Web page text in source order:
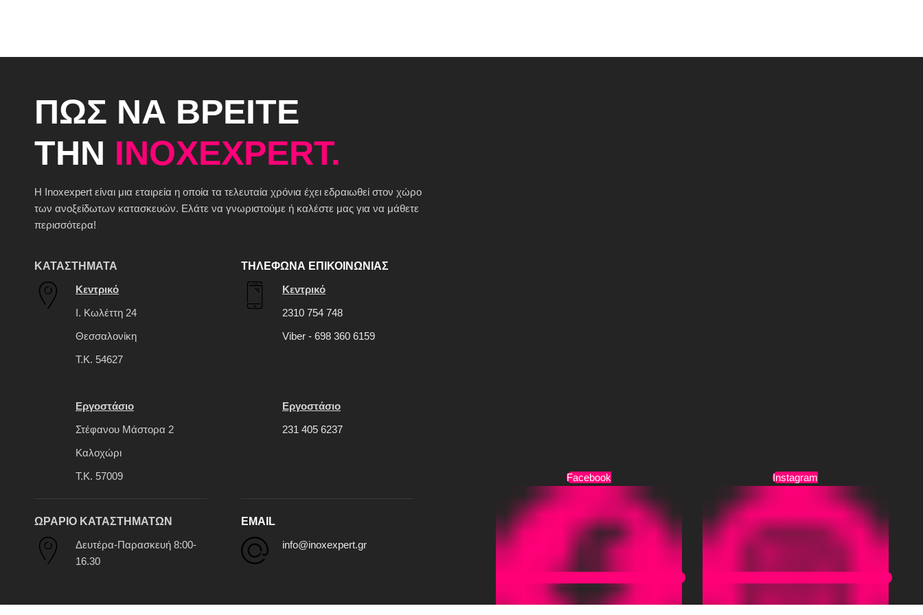
ΠΩΣ ΝΑ ΒΡΕΙΤΕ
ΤΗΝ INOXEXPERT.
H Inoxexpert είναι μια εταιρεία η οποία τα τελευταία χρόνια έχει εδραιωθεί στον χώρο
των ανοξείδωτων κατασκευών. Ελάτε να γνωριστούμε ή καλέστε μας για να μάθετε
περισσότερα!
ΚΑΤΑΣΤΗΜΑΤΑ
Κεντρικό
Ι. Κωλέττη 24
Θεσσαλονίκη
Τ.Κ. 54627
Εργοστάσιο
Στέφανου Μάστορα 2
Καλοχώρι
Τ.Κ. 57009
ΩΡΑΡΙΟ ΚΑΤΑΣΤΗΜΑΤΩΝ
Δευτέρα-Παρασκευή 8:00-
16.30
ΤΗΛΕΦΩΝΑ ΕΠΙΚΟΙΝΩΝΙΑΣ
Κεντρικό
2310 754 748
Viber - 698 360 6159
Εργοστάσιο
231 405 6237
EMAIL
info@inoxexpert.gr
Facebook Instagram